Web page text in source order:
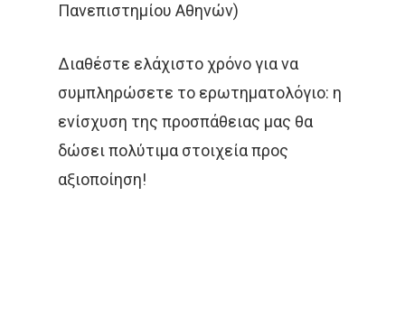
Πανεπιστημίου Αθηνών)
Διαθέστε ελάχιστο χρόνο για να
συμπληρώσετε το ερωτηματολόγιο: η
ενίσχυση της προσπάθειας μας θα
δώσει πολύτιμα στοιχεία προς
αξιοποίηση!
ΑΚΤΙΝΟΘΕΡΑΠΕΊΑ